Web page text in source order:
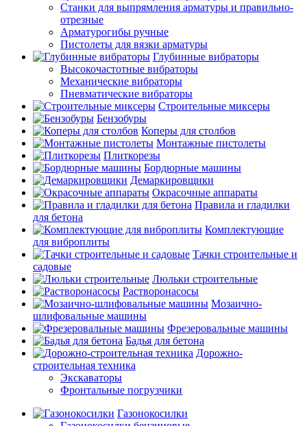
Станки для выпрямления арматуры и правильно-
отрезные
Арматурогибы ручные
Пистолеты для вязки арматуры
Глубинные вибраторы
Высокочастотные вибраторы
Механические вибраторы
Пневматические вибраторы
Строительные миксеры
Бензобуры
Коперы для столбов
Монтажные пистолеты
Плиткорезы
Бордюрные машины
Демаркировщики
Окрасочные аппараты
Правила и гладилки
для бетона
Комплектующие
для виброплиты
Тачки строительные и
садовые
Люльки строительные
Растворонасосы
Мозаично-
шлифовальные машины
Фрезеровальные машины
Бадья для бетона
Дорожно-
строительная техника
Экскаваторы
Фронтальные погрузчики
Газонокосилки